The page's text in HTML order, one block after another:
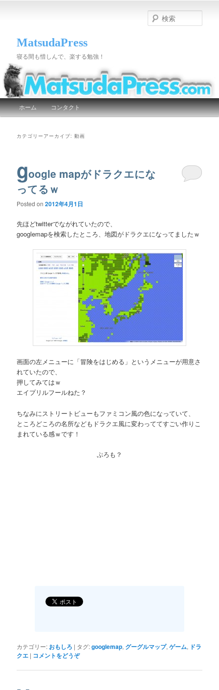
MatsudaPress
寝る間も惜しんで、楽する勉強！
索
メインメニュー
メインコンテンツへ移動
サブコンテンツへ移動
ホーム コンタクト
カテゴリーアーカイブ:動画
google mapがドラクエにな
ってるｗ
Posted on2012年4月1日
先ほどtwitterでながれていたので、
googlemapを検索したところ、地図がドラクエになってましたｗ
画面の左メニューに「冒険をはじめる」というメニューが用意さ
れていたので、
押してみてはｗ
エイプリルフールねた？
ちなみにストリートビューもファミコン風の色になっていて、
ところどころの名所などもドラクエ風に変わっててすごい作りこ
まれている感ｗです！
ぷろも？
カテゴリー: おもしろ | タグ:googlemap, グーグルマップ,ゲーム, ドラ
クエ | コメントをどうぞ